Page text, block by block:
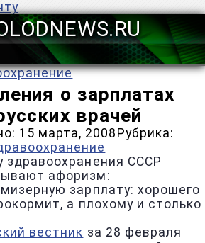
о зарплатах
врачей
15 марта, 2008 Рубрика:
здравоохранения СССР
афоризм:
зарплату: хорошего
а плохому и столько
вестник за 28 февраля